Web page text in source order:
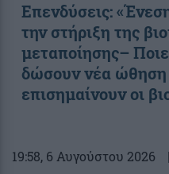
Επενδύσεις:
την στήριξη της
μεταποίησης–
δώσουν νέα ώθηση
επισημαίνουν οι
19:58, 6 Αυγούστου 2026